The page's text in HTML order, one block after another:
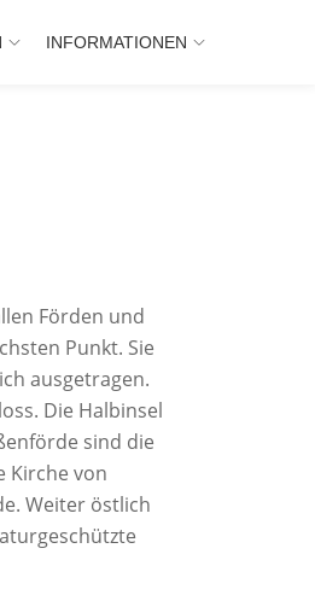
INFORMATIONEN
Förden und
Punkt. Sie
ausgetragen.
Die Halbinsel
sind die
Kirche von
Weiter östlich